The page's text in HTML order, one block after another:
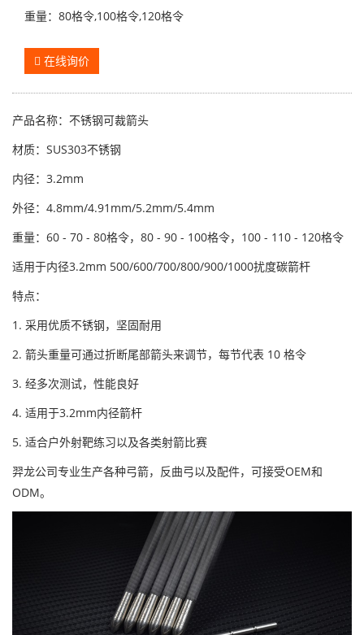
重量：80格令,100格令,120格令
在线询价
产品名称：不锈钢可裁箭头
材质：SUS303不锈钢
内径：3.2mm
外径： 4.8mm/4.91mm/5.2mm/5.4mm
重量：60 - 70 - 80格令，80 - 90 - 100格令，100 - 110 - 120格令
适用于内径3.2mm 500/600/700/800/900/1000扰度碳箭杆
特点：
1. 采用优质不锈钢，坚固耐用
2. 箭头重量可通过折断尾部箭头来调节，每节代表 10 格令
3. 经多次测试，性能良好
4. 适用于3.2mm内径箭杆
5. 适合户外射靶练习以及各类射箭比赛
羿龙公司专业生产各种弓箭，反曲弓以及配件，可接受OEM和
ODM。